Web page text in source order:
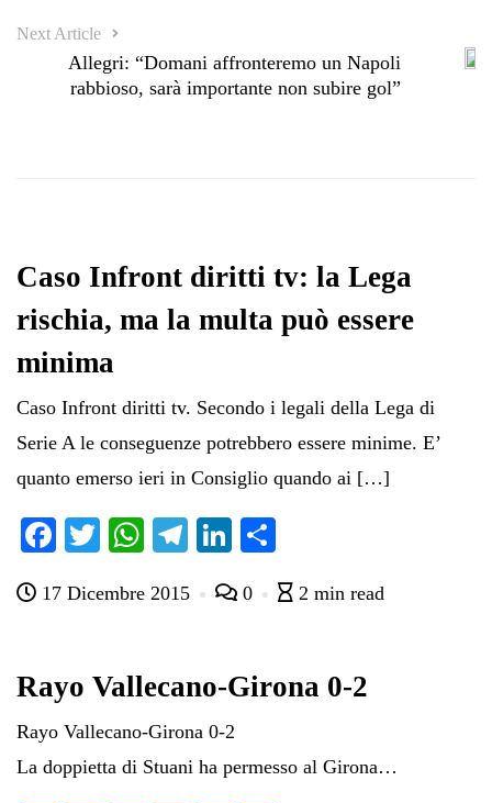
Next Article
Allegri: “Domani affronteremo un Napoli
rabbioso, sarà importante non subire gol”
Caso Infront diritti tv: la Lega
rischia, ma la multa può essere
minima
Caso Infront diritti tv. Secondo i legali della Lega di
Serie A le conseguenze potrebbero essere minime. E’
quanto emerso ieri in Consiglio quando ai […]
Fa
bo
T
tte
W
ts
pp
Te
gr
m
Li
ed di
di
17 Dicembre 2015 0 2 min read
Rayo Vallecano-Girona 0-2
Rayo Vallecano-Girona 0-2
La doppietta di Stuani ha permesso al Girona…